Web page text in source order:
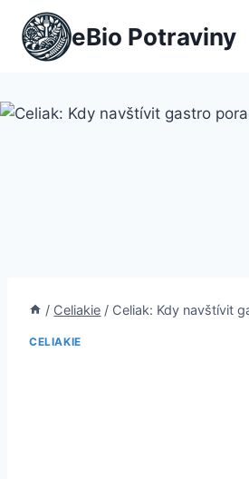
Přeskočit
obsah
eBio Potraviny
/ Celiakie / Celiak: Kdy navštívit
CELIAKIE